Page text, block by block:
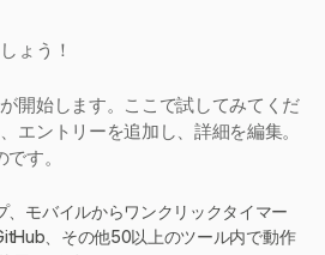
ょう！
開始します。ここで試してみてくだ
エントリーを追加し、詳細を編集。
す。
、モバイルからワンクリックタイマー
、その他50以上のツール内で動作